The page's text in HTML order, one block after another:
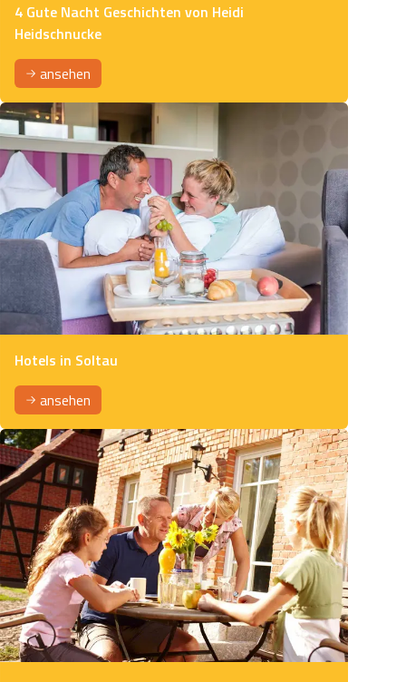
4 Gute Nacht Geschichten von Heidi
Heidschnucke
ansehen
Hotels in Soltau
ansehen